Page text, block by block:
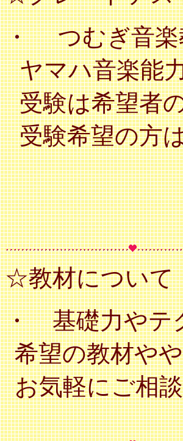
・
つむぎ音
ヤマハ音楽能
受験は希望者
受験希望の方
☆教材について
・ 基礎力やテ
希望の教材や
お気軽にご相